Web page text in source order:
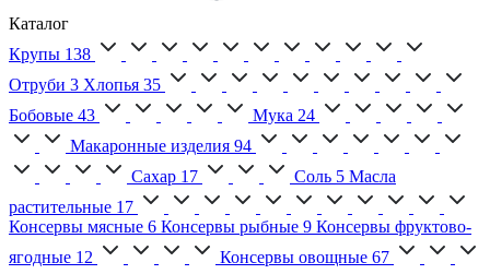
Каталог
Крупы 138
Отруби 3 Хлопья 35
Бобовые 43 Мука 24
Макаронные изделия 94
Сахар 17 Соль 5 Масла
растительные 17
Консервы мясные 6 Консервы рыбные 9 Консервы фруктово-
ягодные 12 Консервы овощные 67